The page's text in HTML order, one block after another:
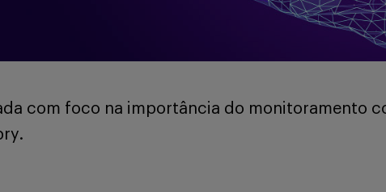
com foco na importância do monitoramento